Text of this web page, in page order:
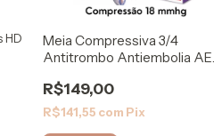
HD
Meia Compressiva 3/4
Antitrombo Antiembolia AES
R$149,00
R$141,55 com Pix